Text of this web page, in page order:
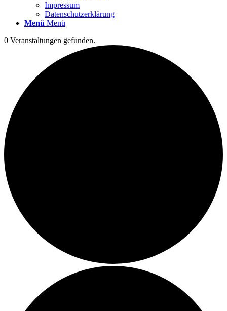
Impressum
Datenschutzerklärung
Menü Menü
0 Veranstaltungen gefunden.